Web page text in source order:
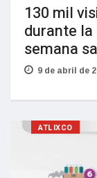
130 mil
durante
semana
9 de abril de
ATLIXCO